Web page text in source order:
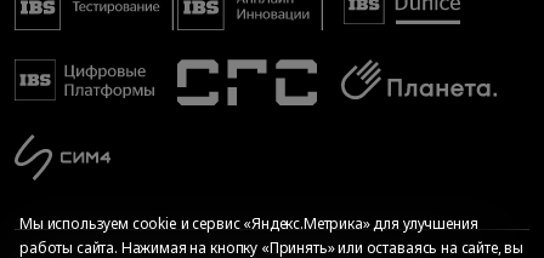
Мы используем cookie и сервис «Яндекс.Метрика» для улучшения
работы сайта. Нажимая на кнопку «Принять» или оставаясь на сайте, вы